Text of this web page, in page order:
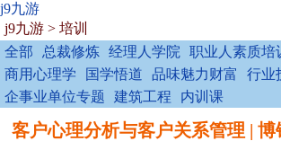
j9九游
j9九游 > 培训
全部
总裁修炼 经理人学院 职业人素质培
商用心理学
国学悟道 品味魅力财富
行业
企事业单位专题
建筑工程 内训课
客户心理分析与客户关系管理 | 博